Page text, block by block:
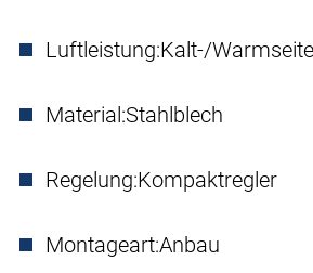
Luftleistung:Kalt-/
Material:Stahlblech
Regelung:Kompaktregler
Montageart:Anbau